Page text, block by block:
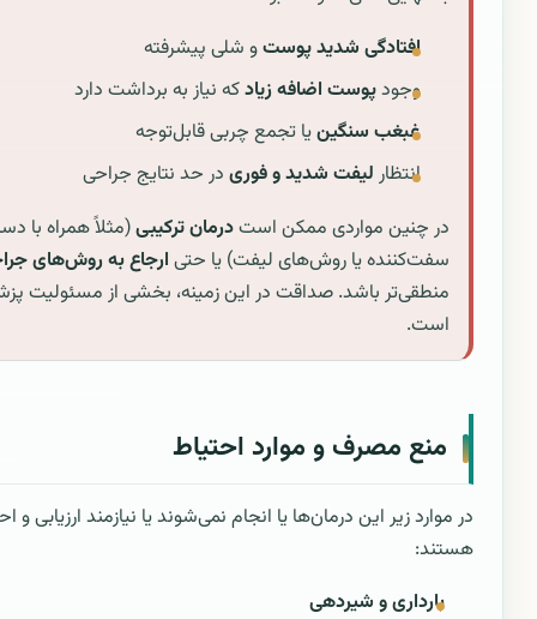
افتادگی شدید پوستو شلی پیشرفته
وجودپوست اضافه زیادکه نیاز به برداشت دارد
غبغب سنگینیا تجمع چربی قابل‌توجه
انتظار لیفت شدید و فوری در حد نتایج جراحی
در چنین مواردی ممکن استدرمان ترکیبی(مثلاً همراه با
سفت‌کننده یا روش‌های لیفت) یا حتی ارجاع به روش‌های
منطقی‌تر باشد. صداقت در این زمینه، بخشی از مسئولیت
است.
منع مصرف و موارد احتیاط
در موارد زیر این درمان‌ها یا انجام نمی‌شوند یا نیازمند ارزیابی و
هستند:
بارداری و شیردهی